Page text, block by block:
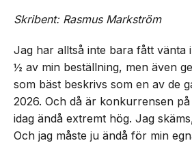
Skribent: Rasmus Markström
Jag har alltså inte bara fått vänta
½ av min beställning, men även
som bäst beskrivs som en av de
2026. Och då är konkurrensen
idag ändå extremt hög. Jag
Och jag måste ju ändå för min